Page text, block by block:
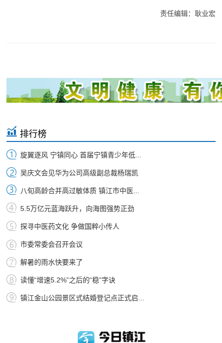
责任编辑：耿业宏
排行榜
旋翼逐风 宁镇同心 首届宁镇青少年低...
吴庆文会见华为公司高级副总裁杨瑞凯
八旬高龄合并高过敏体质 镇江市中医...
5.5万亿元蓝海跃升，向海图强势正劲
探寻中医药文化 争做国粹小传人
市委常委会召开会议
解暑的雨水快要来了
读懂“增速5.2%”之后的“稳”字诀
镇江金山公园景区式结婚登记点正式启...